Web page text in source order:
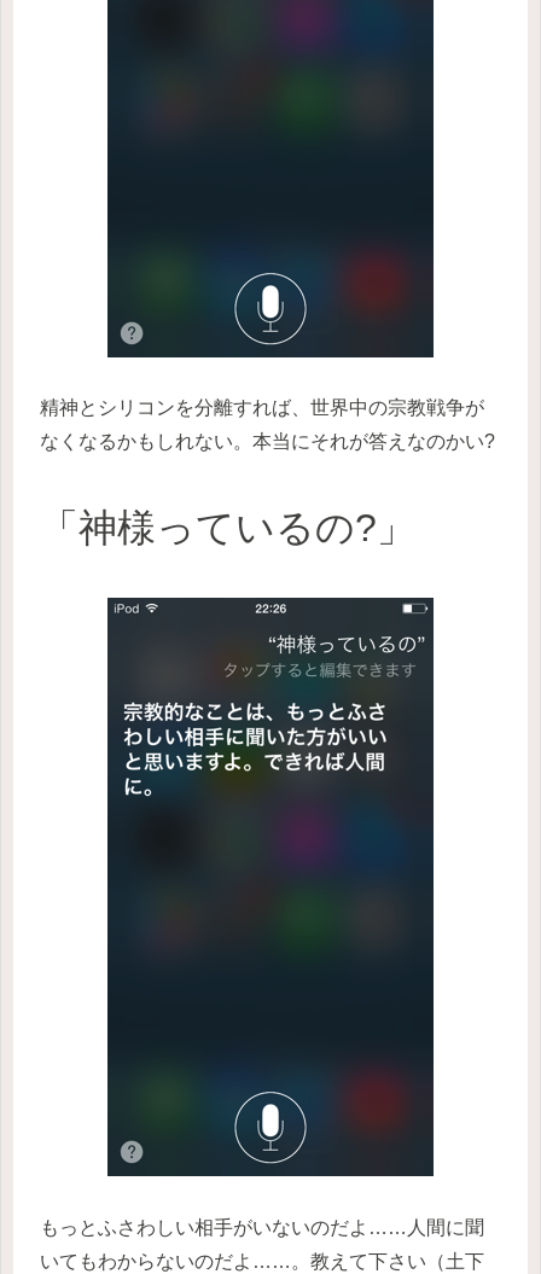
精神とシリコンを分離すれば、世界中の宗教戦争が
なくなるかもしれない。本当にそれが答えなのかい?
「神様っているの?」
もっとふさわしい相手がいないのだよ……人間に聞
いてもわからないのだよ……。教えて下さい（土下